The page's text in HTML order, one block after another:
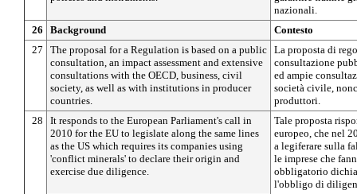
nazionali.
26
Background
Contesto
27
The proposal for a Regulation is based on a public
consultation, an impact assessment and extensive
consultations with the OECD, business, civil
society, as well as with institutions in producer
countries.
La proposta di
consultazione
ed ampie
società civile,
produttori.
28
It responds to the European Parliament's call in
2010 for the EU to legislate along the same lines
as the US which requires its companies using
'conflict minerals' to declare their origin and
exercise due diligence.
Tale proposta
europeo, che nel
a legiferare sulla
le imprese che
obbligatorio
l'obbligo di